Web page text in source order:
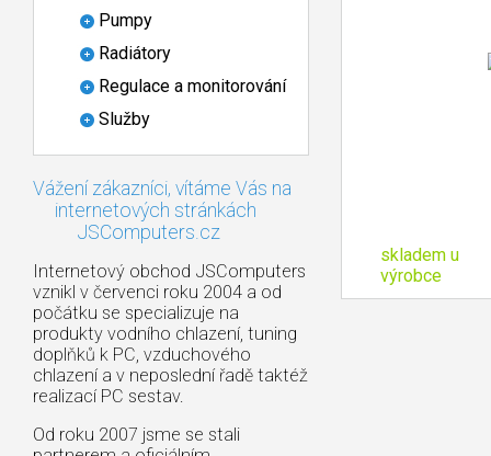
Pumpy
Radiátory
Regulace a monitorování
Služby
Vážení zákazníci, vítáme Vás na
internetových stránkách
JSComputers.cz
Internetový obchod JSComputers
vznikl v červenci roku 2004 a od
počátku se specializuje na
produkty vodního chlazení, tuning
doplňků k PC, vzduchového
chlazení a v neposlední řadě taktéž
realizací PC sestav.
Od roku 2007 jsme se stali
skladem u
výrobce